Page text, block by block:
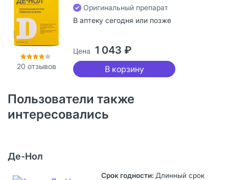
20 отзывов
Оригинальный препарат
В аптеку сегодня или позже
Цена 1 043 ₽
В корзину
Пользователи также
интересовались
Де-Нол
Длинный срок